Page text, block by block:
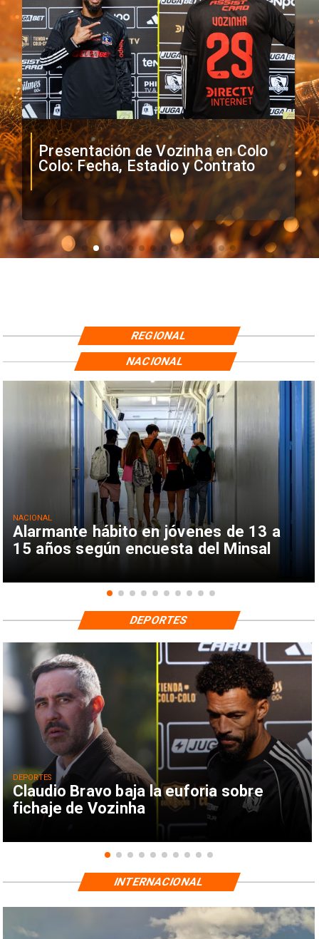
Presentación de Vozinha en Colo
Colo: Fecha, Estadio y Contrato
REGIONAL
Alarmante hábito en jóvenes de 13 a
15 años según encuesta del Minsal
NACIONAL
NACIONAL
Claudio Bravo baja la euforia sobre
fichaje de Vozinha
DEPORTES
DEPORTES
INTERNACIONAL